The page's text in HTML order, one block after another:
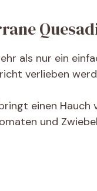
i
e
als nur ein
verlieben
einen Hauch
und